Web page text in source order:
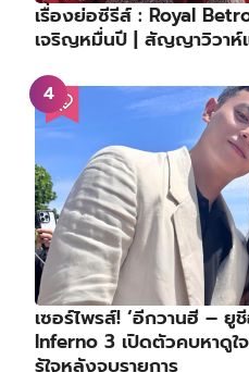
เรื่องย่อซีรีส์ : Royal
เจริญหมื่นปี | สัญญาวิวาห์
เซอร์ไพรส์! ‘อีกวานฮี – ยู
Inferno 3 เปิดตัวคบหาดู
รู้ใจหลังจบรายการ